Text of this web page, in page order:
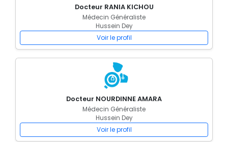
Docteur RANIA KICHOU
Médecin Généraliste
Hussein Dey
Voir le profil
Docteur NOURDINNE AMARA
Médecin Généraliste
Hussein Dey
Voir le profil